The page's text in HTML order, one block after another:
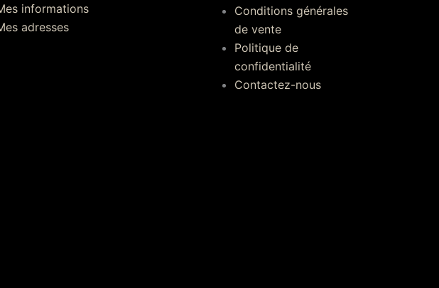
informations
adresses
Conditions générales
de vente
Politique de
confidentialité
Contactez-nous